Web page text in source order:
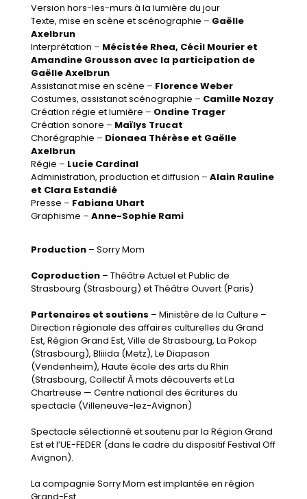
Version hors-les-murs à la lumière du jour
Texte, mise en scène et scénographie – Gaëlle
Axelbrun
Interprétation – Mécistée Rhea, Cécil Mourier et
Amandine Grousson avec la participation de
Gaëlle Axelbrun
Assistanat mise en scène – Florence Weber
Costumes, assistanat scénographie – Camille Nozay
Création régie et lumière – Ondine Trager
Création sonore – Maïlys Trucat
Chorégraphie – Dionaea Thérèse et Gaëlle
Axelbrun
Régie – Lucie Cardinal
Administration, production et diffusion – Alain Rauline
et Clara Estandié
Presse – Fabiana Uhart
Graphisme – Anne-Sophie Rami
Production– Sorry Mom
Coproduction– Théâtre Actuel et Publicde
Strasbourg (Strasbourg) et Théâtre Ouvert (Paris)
Partenaires et soutiens – Ministère de la Culture –
Direction régionale des affaires culturelles du Grand
Est, Région Grand Est, Ville de Strasbourg, La Pokop
(Strasbourg), Bliiida (Metz), Le Diapason
(Vendenheim), Haute école des arts du Rhin
(Strasbourg, Collectif À mots découverts et La
Chartreuse — Centre national des écritures du
spectacle (Villeneuve-lez-Avignon)
Spectacle sélectionné et soutenu par la Région Grand
Est et l’UE-FEDER (dans le cadre du dispositifFestival Off
Avignon).
La compagnie Sorry Mom est implantée en région